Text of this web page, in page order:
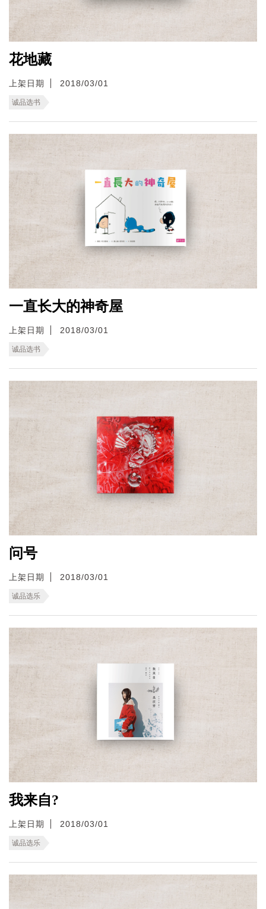
花地藏
上架日期 2018/03/01
诚品选书
一直长大的神奇屋
上架日期 2018/03/01
诚品选书
问号
上架日期 2018/03/01
诚品选乐
我来自?
上架日期 2018/03/01
诚品选乐